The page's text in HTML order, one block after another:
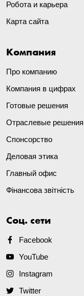
Робота и карьера
Карта сайта
Компания
Про компанию
Компания в цифрах
Готовые решения
Отраслевые решения
Спонсорство
Деловая этика
Главный офис
Фінансова звітність
Соц. сети
Facebook
YouTube
Instagram
Twitter